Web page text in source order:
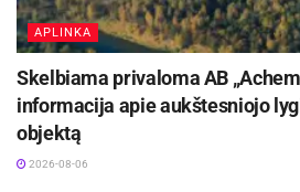
APLINKA
Skelbiama privaloma AB
informacija apie aukštesniojo
objektą
2026-08-06